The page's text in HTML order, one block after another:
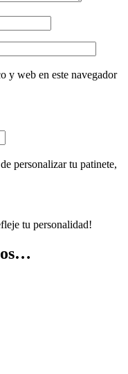
y web en este navegador
personalizar tu patinete,
tu personalidad!